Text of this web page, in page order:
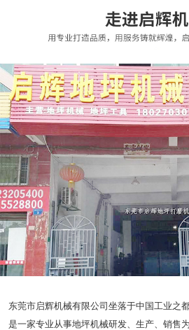
东莞市启辉机械有限公司坐落于中国工业之
是一家专业从事地坪机械研发、生产、销售